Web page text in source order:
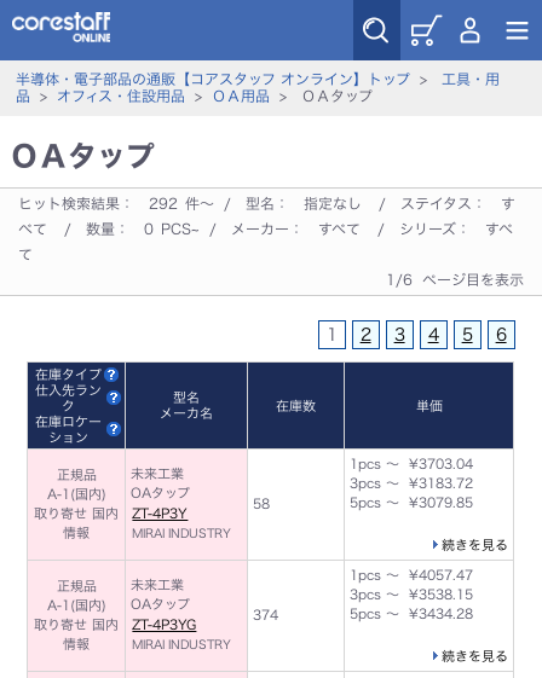
半導体・電子部品の通販【コアスタッフ オンライン】トップ>
工具・用
品 > オフィス・住設用品 > ＯＡ用品 > ＯＡタップ
ＯＡタップ
ヒット検索結果： 292 件～ / 型名： 指定なし / ステイタス：
す
べて
/ 数量： 0 PCS~ / メーカー： すべて / シリーズ：
すべ
て
1/6 ページ目を表示
1 2 3 4 5 6
在庫タイプ
仕入先ラン
ク
在庫ロケー
ション
型名
メーカ名
在庫数 単価
正規品
A-1(国内)
取り寄せ 国内
情報
未来工業
OAタップ
ZT-4P3Y
MIRAI INDUSTRY
58
1pcs ～ ¥3703.04
3pcs ～ ¥3183.72
5pcs ～ ¥3079.85
続きを見る
正規品
A-1(国内)
取り寄せ 国内
情報
未来工業
OAタップ
ZT-4P3YG
MIRAI INDUSTRY
374
1pcs ～ ¥4057.47
3pcs ～ ¥3538.15
5pcs ～ ¥3434.28
続きを見る